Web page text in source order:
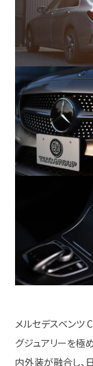
メルセデスベンツ
グジュアリーを極
内外装が融合し、